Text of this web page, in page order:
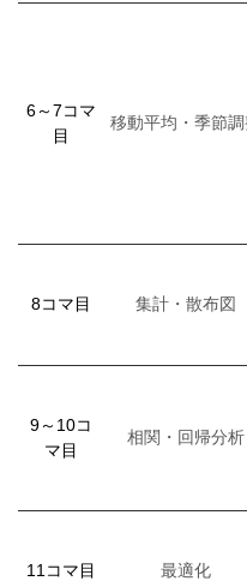
6～7コマ
目
移動平均・季節
8コマ目 集計・散布図
9～10コ
マ目
相関・回帰分析
11コマ目 最適化